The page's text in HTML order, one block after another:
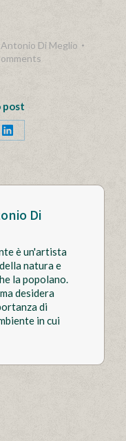
Antonio Di Meglio
post
Condividi
Di
è un'artista
natura e
la popolano.
desidera
di
in cui